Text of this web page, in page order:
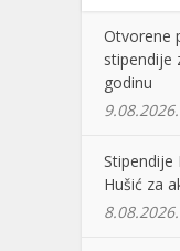
Otvorene
stipendije
godinu
9.08.2026.
Stipendije
Hušić za
8.08.2026.